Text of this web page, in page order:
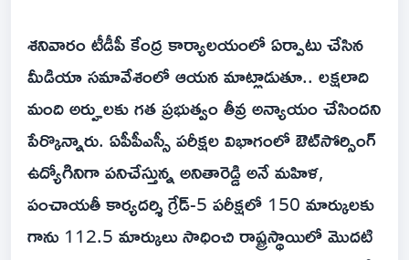
శనివారం టీడీపీ కేంద్ర కార్యాలయంలో ఏర్పాటు చేసిన
మీడియా సమావేశంలో ఆయన మాట్లాడుతూ.. లక్షలాది
మంది అర్హులకు గత ప్రభుత్వం తీవ్ర అన్యాయం చేసిందని
పేర్కొన్నారు. ఏపీపీఎస్సీ పరీక్షల విభాగంలో ఔట్‌సోర్సింగ్
ఉద్యోగినిగా పనిచేస్తున్న అనితారెడ్డి అనే మహిళ,
పంచాయతీ కార్యదర్శి గ్రేడ్-5 పరీక్షలో 150 మార్కులకు
గాను 112.5 మార్కులు సాధించి రాష్ట్రస్థాయిలో మొదటి